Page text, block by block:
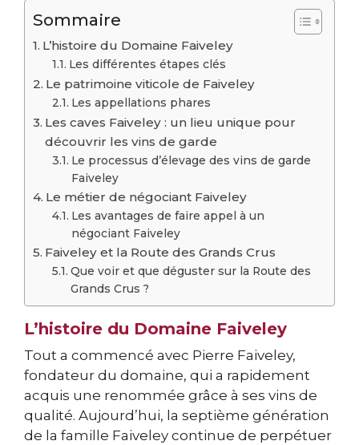
Sommaire
L’histoire du Domaine Faiveley
Les différentes étapes clés
Le patrimoine viticole de Faiveley
Les appellations phares
Les caves Faiveley : un lieu unique pour
découvrir les vins de garde
Le processus d’élevage des vins de garde
Faiveley
Le métier de négociant Faiveley
Les avantages de faire appel à un
négociant Faiveley
Faiveley et la Route des Grands Crus
Que voir et que déguster sur la Route des
Grands Crus ?
L’histoire du Domaine Faiveley
Tout a commencé avec Pierre Faiveley,
fondateur du domaine, qui a rapidement
acquis une renommée grâce à ses vins de
qualité. Aujourd’hui, la septième génération
de la famille Faiveley continue de perpétuer